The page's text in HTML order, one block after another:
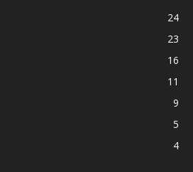
24
23
16
11
9
5
4